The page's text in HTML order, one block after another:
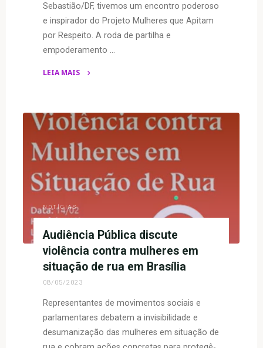
Sebastião/DF, tivemos um encontro poderoso
e inspirador do Projeto Mulheres que Apitam
por Respeito. A roda de partilha e
empoderamento …
LEIA MAIS
Apitam
por
Respeito,
Justiça
e
Direitos!"
NOTÍCIAS
Audiência Pública discute
violência contra mulheres em
situação de rua em Brasília
08/05/2023
Representantes de movimentos sociais e
parlamentares debatem a invisibilidade e
desumanização das mulheres em situação de